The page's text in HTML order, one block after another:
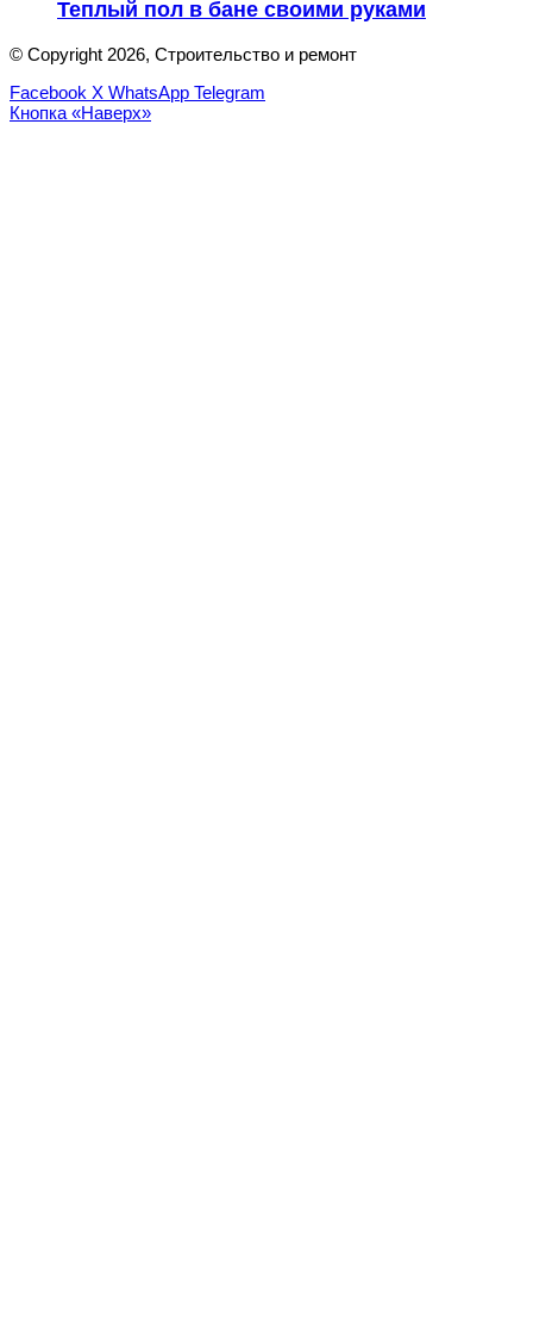
Теплый пол в бане своими руками
© Copyright 2026, Строительство и ремонт
Facebook X WhatsApp Telegram
Кнопка «Наверх»